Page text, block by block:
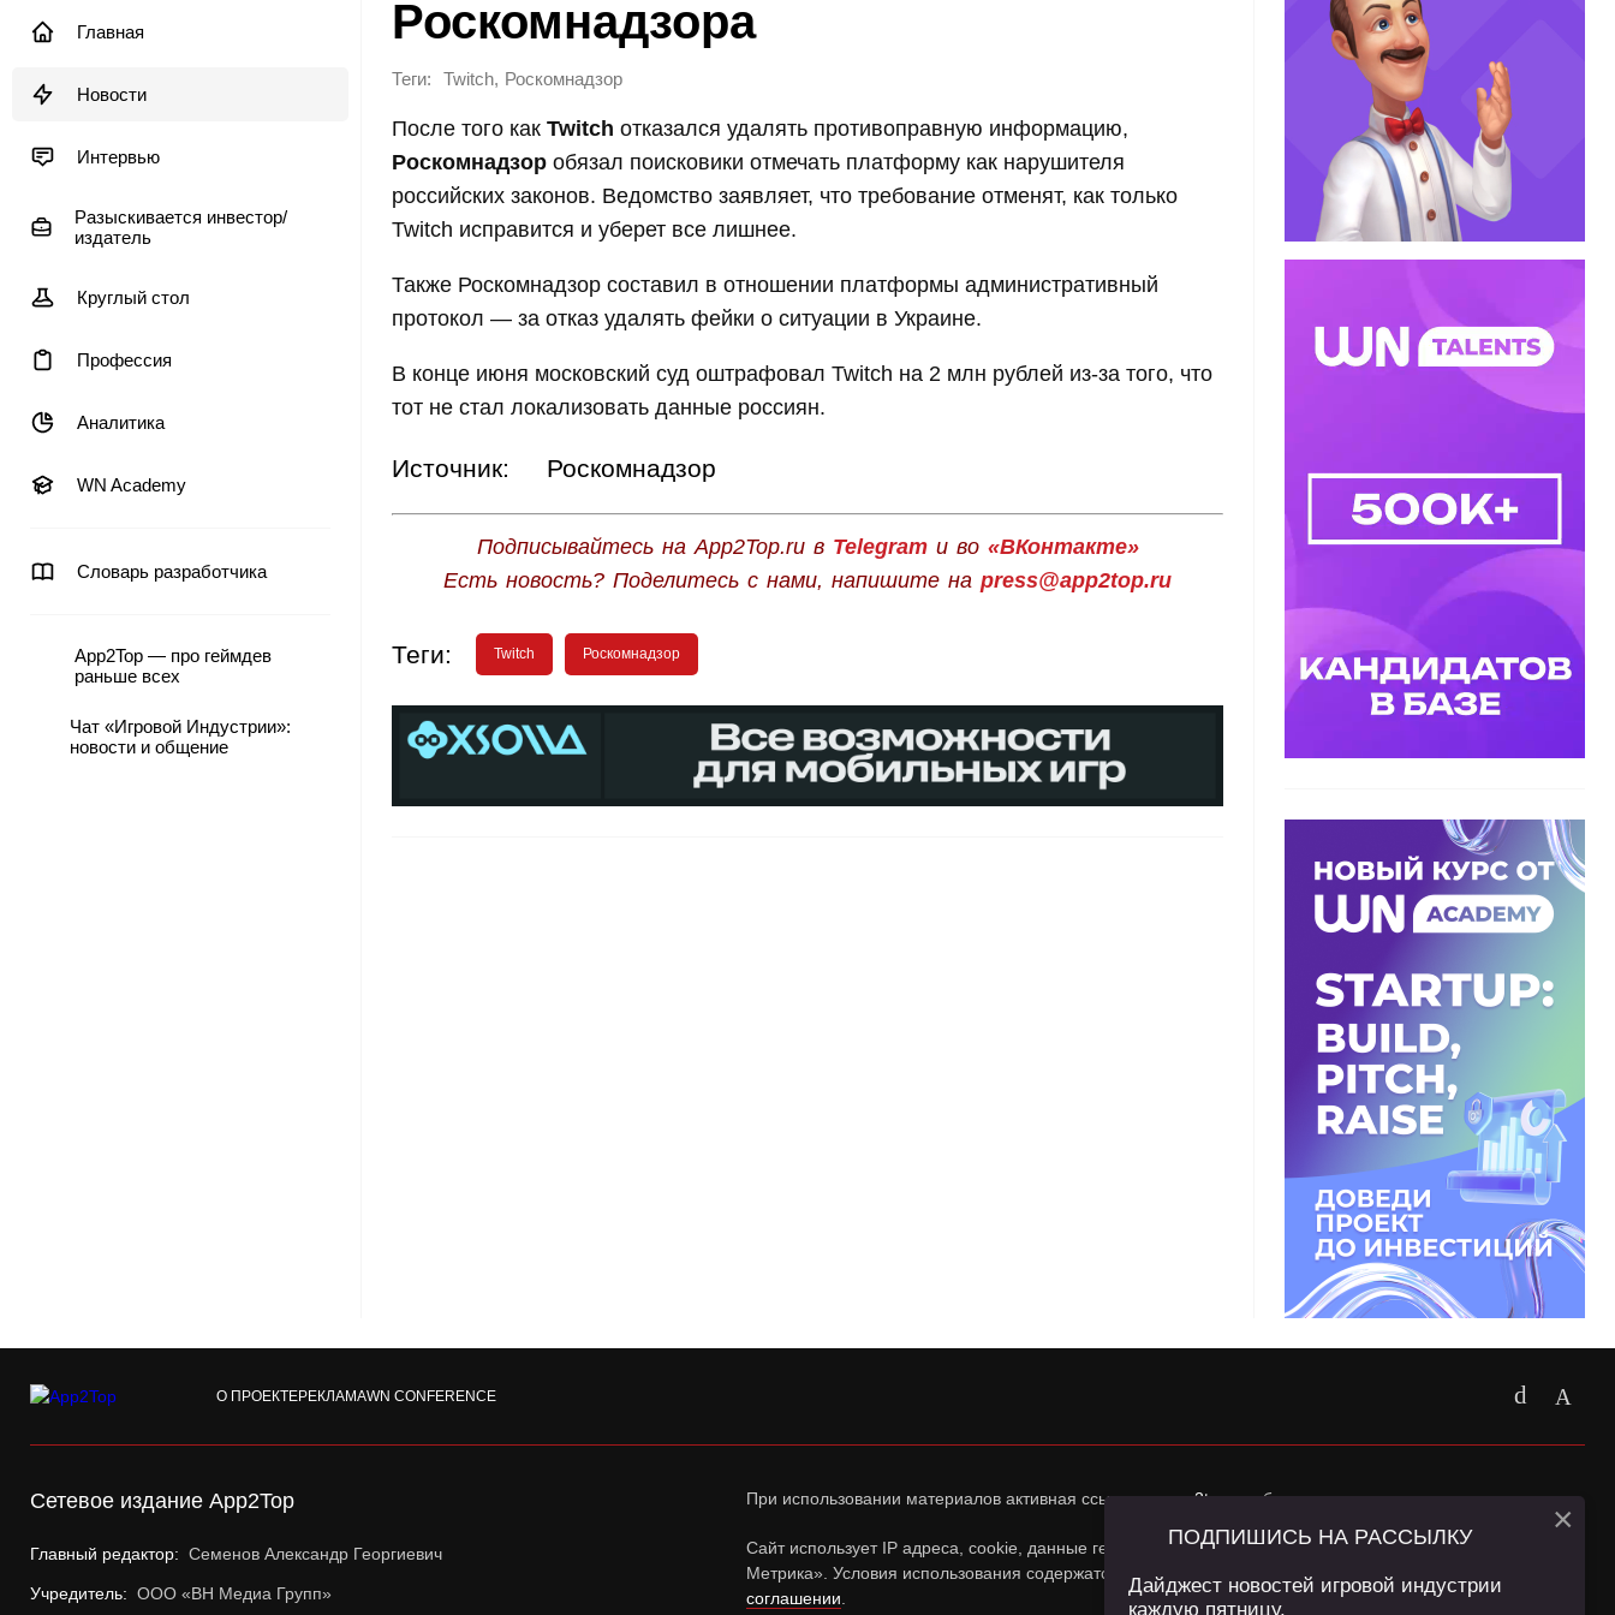
Главная
Новости
Интервью
Разыскивается инвестор/
издатель
Круглый стол
Профессия
Аналитика
WN Academy
Словарь разработчика
App2Top — про геймдев
раньше всех
Чат «Игровой Индустрии»:
новости и общение
Роскомнадзора
Теги: Twitch, Роскомнадзор
После того как Twitch отказался удалять противоправную информацию,
Роскомнадзор обязал поисковики отмечать платформу как нарушителя
российских законов. Ведомство заявляет, что требование отменят, как только
Twitch исправится и уберет все лишнее.
Также Роскомнадзор составил в отношении платформы административный
протокол — за отказ удалять фейки о ситуации в Украине.
В конце июня московский суд оштрафовал Twitch на 2 млн рублей из-за того, что
тот не стал локализовать данные россиян.
Источник: Роскомнадзор
Подписывайтесь на App2Top.ru в Telegramи во «ВКонтакте»
Есть новость? Поделитесь с нами, напишите на press@app2top.ru
Теги: Twitch Роскомнадзор
О ПРОЕКТЕРЕКЛАМАWN CONFERENCE
Сетевое издание App2Top
Главный редактор: Семенов Александр Георгиевич
Учредитель: ООО «ВН Медиа Групп»
При использовании материалов активная ссылка наapp2top.ruобязательна.
Сайт использует IP адреса, cookie, данные геолокации Пользователей сайта и сервис «Яндекс
Метрика». Условия использования содержатся в
Политике конфиденциальностии
соглашении
ПОДПИШИСЬ НА РАССЫЛКУ
Дайджест новостей игровой индустрии
каждую пятницу.
×